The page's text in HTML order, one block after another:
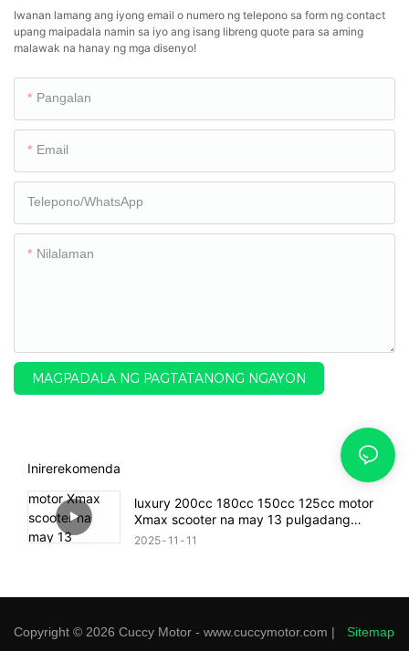
Iwanan lamang ang iyong email o numero ng telepono sa form ng contact
upang maipadala namin sa iyo ang isang libreng quote para sa aming
malawak na hanay ng mga disenyo!
Pangalan
Email
Telepono/WhatsApp
Nilalaman
MAGPADALA NG PAGTATANONG NGAYON
Inirerekomenda
luxury 200cc 180cc 150cc 125cc motor
Xmax scooter na may 13 pulgadang
malaking gulong
2025 11 11
Copyright © 2026 Cuccy Motor - www.cuccymotor.com |
Sitemap